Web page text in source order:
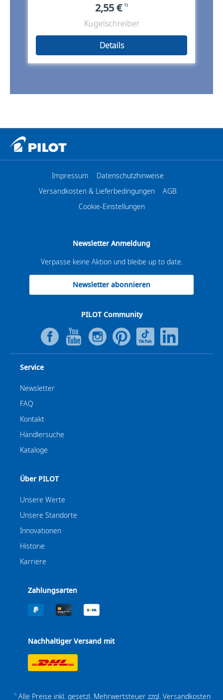
2,55 € 1)
Kugelschreiber
Details
Impressum
Datenschutzhinweise
Versandkosten & Lieferbedingungen
AGB
Cookie-Einstellungen
Newsletter Anmeldung
Verpasse keine Aktion und bleibe up to date.
Newsletter abonnieren
PILOT Community
Service
Newsletter
FAQ
Kontakt
Händlersuche
Kataloge
Über PILOT
Unsere Werte
Unsere Standorte
Innovationen
Historie
Karriere
Zahlungsarten
Nachhaltiger Versand mit
1)Alle Preise inkl. gesetzl. Mehrwertsteuer zzgl. Versandkosten